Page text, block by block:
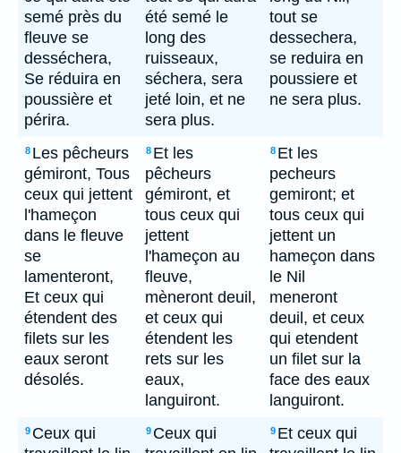
semé près du
fleuve se
desséchera,
Se réduira en
poussière et
périra.
été semé le
long des
ruisseaux,
séchera, sera
jeté loin, et ne
sera plus.
tout se
dessechera,
se reduira en
poussiere et
ne sera plus.
8 Les pêcheurs
gémiront, Tous
ceux qui jettent
l'hameçon
dans le fleuve
se
lamenteront,
Et ceux qui
étendent des
filets sur les
eaux seront
désolés.
8 Et les
pêcheurs
gémiront, et
tous ceux qui
jettent
l'hameçon au
fleuve,
mèneront deuil,
et ceux qui
étendent les
rets sur les
eaux,
languiront.
8 Et les
pecheurs
gemiront; et
tous ceux qui
jettent un
hameçon dans
le Nil
meneront
deuil, et ceux
qui etendent
un filet sur la
face des eaux
languiront.
9 Ceux qui
9 Ceux qui
9 Et ceux qui